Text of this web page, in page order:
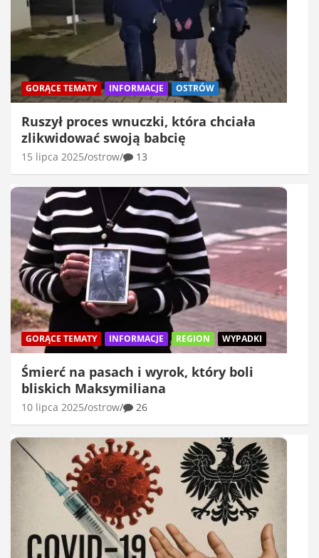
GORĄCE TEMATY INFORMACJE OSTRÓW
Ruszył proces wnuczki, która chciała
zlikwidować swoją babcię
15 lipca 2025 ostrow 13
GORĄCE TEMATY INFORMACJE REGION WYPADKI
Śmierć na pasach i wyrok, który boli
bliskich Maksymiliana
10 lipca 2025 ostrow 26